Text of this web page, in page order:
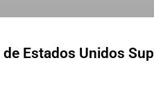
Estados Unidos